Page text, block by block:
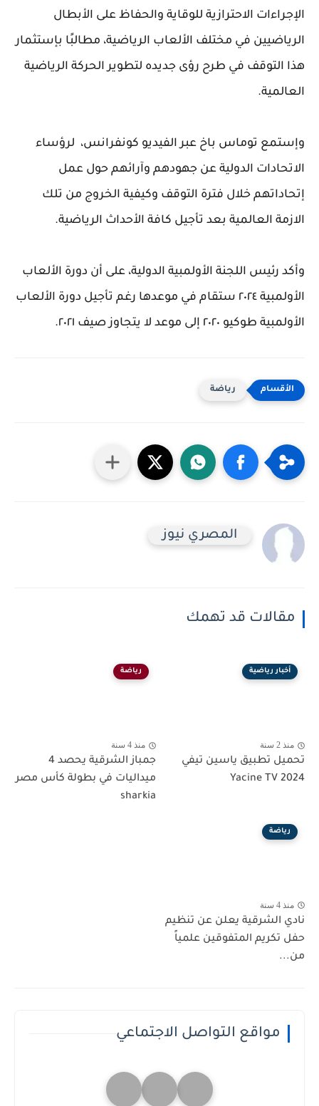
الإجراءات الاحترازية للوقاية والحفاظ على الأبطال
الرياضيين في مختلف الألعاب الرياضية، مطالبًا بإستثمار
هذا التوقف في طرح رؤى جديده لتطوير الحركة الرياضية
العالمية.
وإستمع توماس باخ عبر الفيديو كونفرانس، لرؤساء
الاتحادات الدولية عن جهودهم وآرائهم حول عمل
إتحاداتهم خلال فترة التوقف وكيفية الخروج من تلك
الازمة العالمية بعد تأجيل كافة الأحداث الرياضية.
وأكد رئيس اللجنة الأولمبية الدولية، على أن دورة الألعاب
الأولمبية ٢٠٢٤ ستقام في موعدها رغم تأجيل دورة الألعاب
الأولمبية طوكيو ٢٠٢٠ إلى موعد لا يتجاوز صيف ٢٠٢١.
رياضة
المصري نيوز
مقالات قد تهمك
أخبار رياضية
منذ 2 سنة
تحميل تطبيق ياسين تيفي
Yacine TV 2024
رياضة
منذ 4 سنة
جمباز الشرقية يحصد 4
ميداليات في بطولة كأس مصر
sharkia
رياضة
منذ 4 سنة
نادي الشرقية يعلن عن تنظيم
حفل تكريم المتفوقين علمياً
من...
مواقع التواصل الاجتماعي